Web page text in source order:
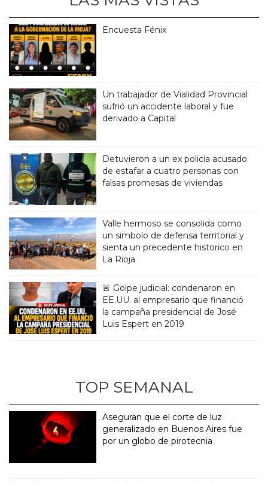
Encuesta Fénix
Un trabajador de Vialidad Provincial
sufrió un accidente laboral y fue
derivado a Capital
Detuvieron a un ex policía acusado
de estafar a cuatro personas con
falsas promesas de viviendas
Valle hermoso se consolida como
un simbolo de defensa territorial y
sienta un precedente historico en
La Rioja
🚨 Golpe judicial: condenaron en
EE.UU. al empresario que financió
la campaña presidencial de José
Luis Espert en 2019
TOP SEMANAL
Aseguran que el corte de luz
generalizado en Buenos Aires fue
por un globo de pirotecnia